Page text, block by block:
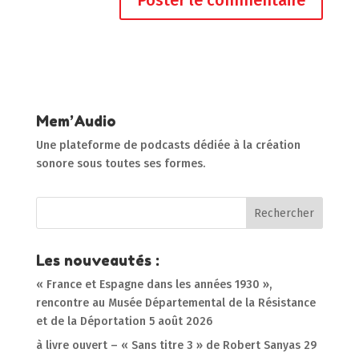
Mem’Audio
Une plateforme de podcasts dédiée à la création
sonore sous toutes ses formes.
Les nouveautés :
« France et Espagne dans les années 1930 »,
rencontre au Musée Départemental de la Résistance
et de la Déportation 5 août 2026
à livre ouvert – « Sans titre 3 » de Robert Sanyas 29